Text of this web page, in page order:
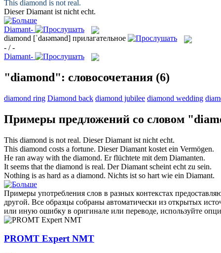
This diamond is not real.
DieserDiamant ist nicht echt.
Diamant-
diamond [ˈdaɪəmənd] прилагательное
- / -
Diamant-
"diamond": словосочетания (6)
diamond ring Diamond back diamond jubilee diamond wedding
Примеры предложений со словом
This diamond is not real. DieserDiamant ist nicht echt.
This diamond costs a fortune. DieserDiamant kostet ein Vermögen.
He ran away with the diamond. Er flüchtete mit dem Diamanten.
It seems that the diamond is real. DerDiamant scheint echt zu sein.
Nothing is as hard as a diamond. Nichts ist so hart wie ein Diamant.
Примеры употребления слов в разных контекстах
другой. Все образцы собраны автоматически из открытых
или иную ошибку в оригинале или переводе, используйте
PROMT Expert NMT